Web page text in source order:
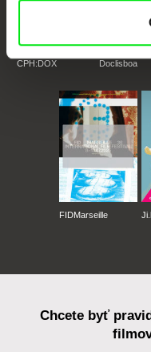
CPH:DOX Doclisboa
FIDMarseille
Chcete byť